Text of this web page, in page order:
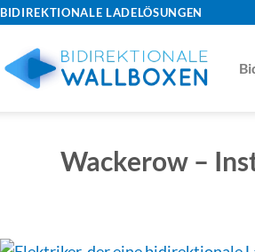
BIDIREKTIONALE LADELÖSUNGEN
Wackerow –